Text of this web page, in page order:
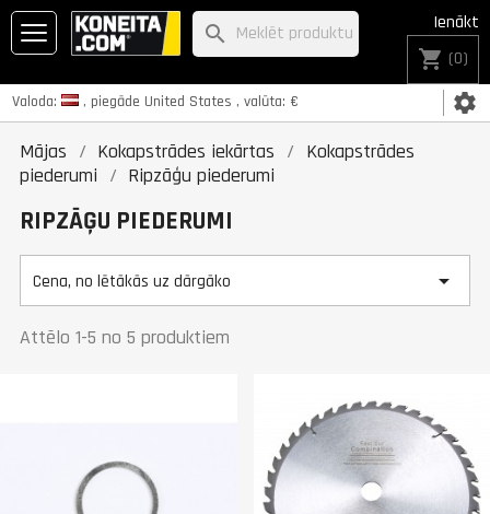
Valoda: , piegāde United States , valūta: € settings
Ienākt
shopping_cart (0)
search
Mājas Kokapstrādes iekārtas
Kokapstrādes
piederumi
Ripzāģu piederumi
RIPZĀĢU PIEDERUMI
Cena, no lētākās uz dārgāko 
Attēlo 1-5 no 5 produktiem